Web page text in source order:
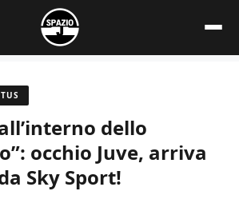
dello
occhio Juve, arriva
Sky Sport!